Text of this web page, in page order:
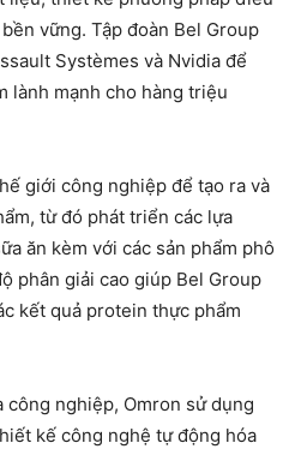
vững. Tập đoàn Bel Group
Systèmes và Nvidia để
lành mạnh cho hàng triệu
giới công nghiệp để tạo ra và
từ đó phát triển các lựa
ăn kèm với các sản phẩm phô
phân giải cao giúp Bel Group
kết quả protein thực phẩm
nghiệp, Omron sử dụng
kế công nghệ tự động hóa